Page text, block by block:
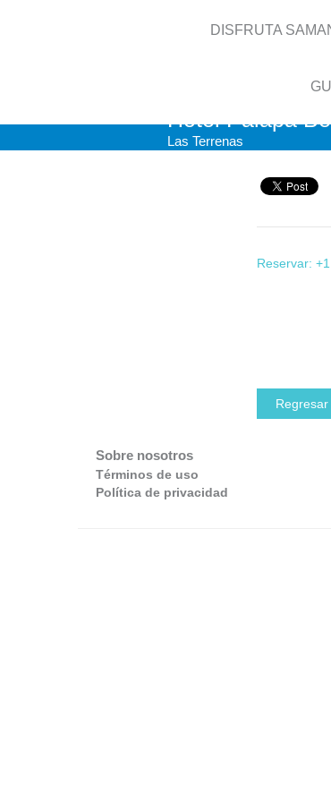
DISFRUTA
Hotel Palapa
Las Terrenas
Reservar:
Regresar
Sobre nosotros
Términos de uso
Política de privacidad